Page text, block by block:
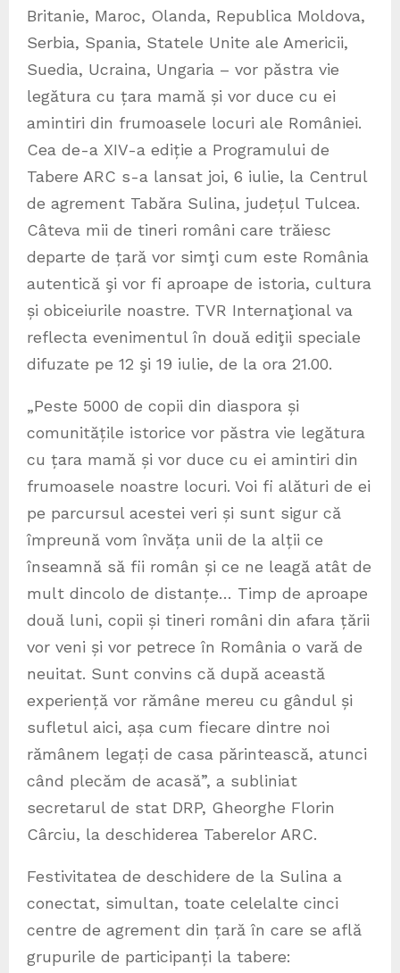
Britanie, Maroc, Olanda, Republica Moldova,
Serbia, Spania, Statele Unite ale Americii,
Suedia, Ucraina, Ungaria – vor păstra vie
legătura cu țara mamă și vor duce cu ei
amintiri din frumoasele locuri ale României.
Cea de-a XIV-a ediție a Programului de
Tabere ARC s-a lansat joi, 6 iulie, la Centrul
de agrement Tabăra Sulina, județul Tulcea.
Câteva mii de tineri români care trăiesc
departe de țară vor simţi cum este România
autentică şi vor fi aproape de istoria, cultura
și obiceiurile noastre. TVR Internaţional va
reflecta evenimentul în două ediţii speciale
difuzate pe 12 şi 19 iulie, de la ora 21.00.
„Peste 5000 de copii din diaspora și
comunitățile istorice vor păstra vie legătura
cu țara mamă și vor duce cu ei amintiri din
frumoasele noastre locuri. Voi fi alături de ei
pe parcursul acestei veri și sunt sigur că
împreună vom învăța unii de la alții ce
înseamnă să fii român și ce ne leagă atât de
mult dincolo de distanțe… Timp de aproape
două luni, copii și tineri români din afara țării
vor veni și vor petrece în România o vară de
neuitat. Sunt convins că după această
experiență vor rămâne mereu cu gândul și
sufletul aici, așa cum fiecare dintre noi
rămânem legați de casa părintească, atunci
când plecăm de acasă”, a subliniat
secretarul de stat DRP, Gheorghe Florin
Cârciu, la deschiderea Taberelor ARC.
Festivitatea de deschidere de la Sulina a
conectat, simultan, toate celelalte cinci
centre de agrement din țară în care se află
grupurile de participanți la tabere: